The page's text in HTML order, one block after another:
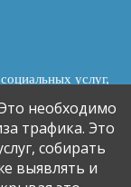
услуг,
социального
сотрудничестве,
необходимо
трафика. Это
собирать
выявлять и